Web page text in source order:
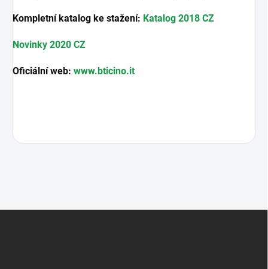
Kompletní katalog ke stažení: Katalog 2018 CZ
Novinky 2020 CZ
Oficiální web: www.bticino.it